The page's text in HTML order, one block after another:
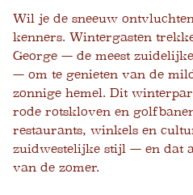
Wil je de sneeuw
kenners. Wintergasten
George — de meest
— om te genieten van de
zonnige hemel. Dit
rode rotskloven en
restaurants, winkels en
zuidwestelijke stijl — en dat
van de zomer.